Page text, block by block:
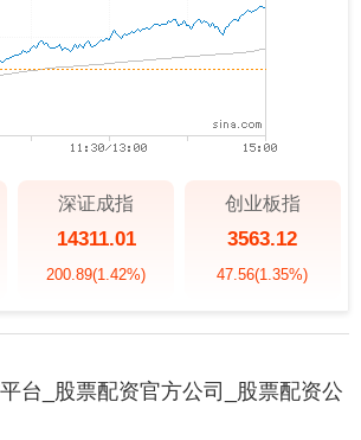
深证成指
14311.01
200.89(1.42%)
创业板指
3563.12
47.56(1.35%)
台_股票配资官方公司_股票配资公